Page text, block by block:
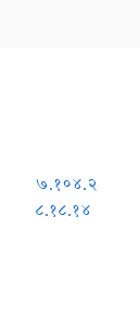
७.१०४.२
८.१८.१४